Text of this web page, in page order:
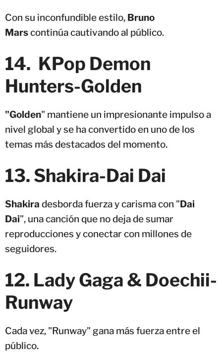
Con su inconfundible estilo, Bruno
Marscontinúa cautivando al público.
14. KPop Demon
Hunters-Golden
"Golden" mantiene un impresionante impulso a
nivel global y se ha convertido en uno de los
temas más destacados del momento.
13. Shakira-Dai Dai
Shakira desborda fuerza y carisma con "Dai
Dai", una canción que no deja de sumar
reproducciones y conectar con millones de
seguidores.
12. Lady Gaga & Doechii-
Runway
Cada vez, "Runway" gana más fuerza entre el
público.